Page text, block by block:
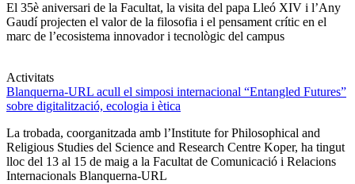
El 35è aniversari de la Facultat, la visita del papa Lleó XIV i l’Any
Gaudí projecten el valor de la filosofia i el pensament crític en el
marc de l’ecosistema innovador i tecnològic del campus
Activitats
Blanquerna-URL acull el simposi internacional “Entangled Futures”
sobre digitalització, ecologia i ètica
La trobada, coorganitzada amb l’Institute for Philosophical and
Religious Studies del Science and Research Centre Koper, ha tingut
lloc del 13 al 15 de maig a la Facultat de Comunicació i Relacions
Internacionals Blanquerna-URL